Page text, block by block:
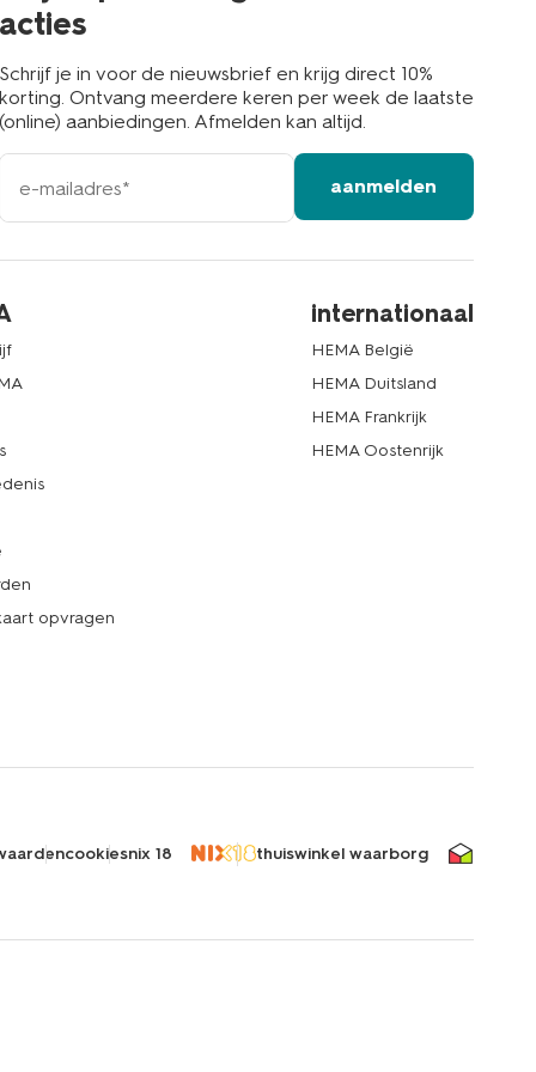
acties
Schrijf je in voor de nieuwsbrief en krijg direct 10%
korting. Ontvang meerdere keren per week de laatste
(online) aanbiedingen. Afmelden kan altijd.
e-
mailadres
aanmelden
opvragen
internationaal
HEMA België
HEMA Duitsland
HEMA Frankrijk
HEMA Oostenrijk
cookiesnix 18 thuiswinkel waarborg